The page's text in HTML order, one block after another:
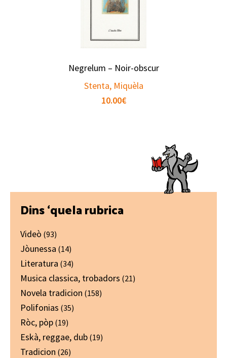
Negrelum – Noir-obscur
Stenta, Miquèla
10.00€
Primary
Sidebar
Dins ‘quela rubrica
Videò (93)
Jòunessa (14)
Literatura (34)
Musica classica, trobadors (21)
Novela tradicion (158)
Polifonias (35)
Ròc, pòp (19)
Eskà, reggae, dub (19)
Tradicion (26)